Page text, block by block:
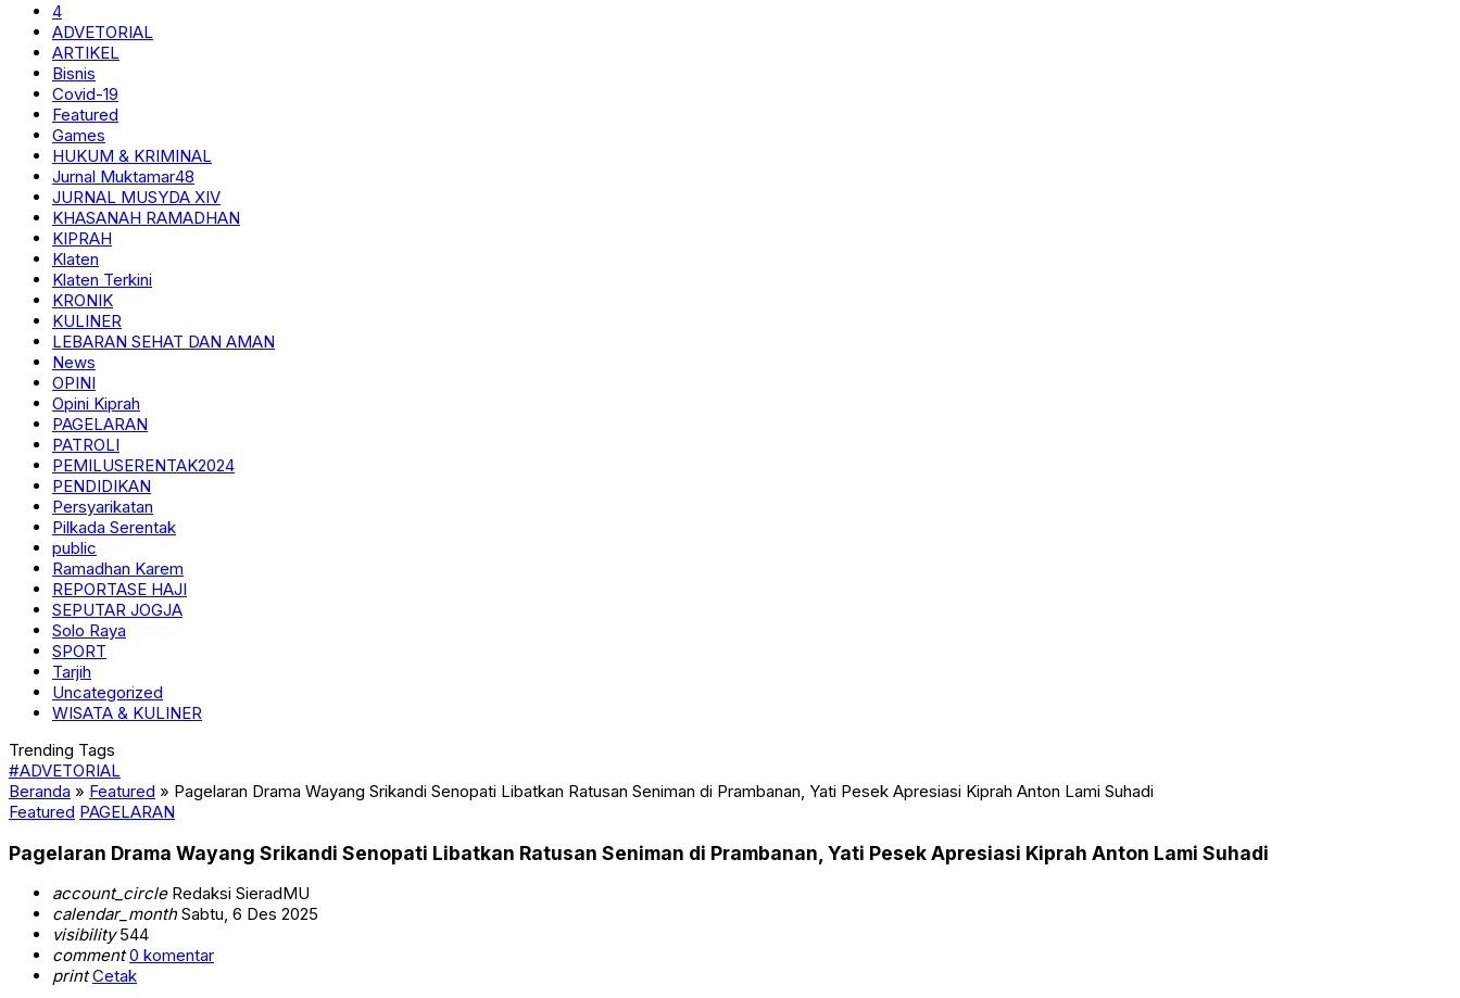
4
ADVETORIAL
ARTIKEL
Bisnis
Covid-19
Featured
Games
HUKUM & KRIMINAL
Jurnal Muktamar48
JURNAL MUSYDA XIV
KHASANAH RAMADHAN
KIPRAH
Klaten
Klaten Terkini
KRONIK
KULINER
LEBARAN SEHAT DAN AMAN
News
OPINI
Opini Kiprah
PAGELARAN
PATROLI
PEMILUSERENTAK2024
PENDIDIKAN
Persyarikatan
Pilkada Serentak
public
Ramadhan Karem
REPORTASE HAJI
SEPUTAR JOGJA
Solo Raya
SPORT
Tarjih
Uncategorized
WISATA & KULINER
Trending Tags
#ADVETORIAL
Beranda » Featured » Pagelaran Drama Wayang Srikandi Senopati Libatkan Ratusan Seniman di Prambanan, Yati Pesek Apresiasi Kiprah Anton Lami Suhadi
Featured PAGELARAN
Pagelaran Drama Wayang Srikandi Senopati Libatkan Ratusan Seniman di Prambanan, Yati Pesek Apresiasi Kiprah Anton Lami Suhadi
account_circleRedaksi SieradMU
calendar_monthSabtu, 6 Des 2025
visibility544
comment 0 komentar
print Cetak